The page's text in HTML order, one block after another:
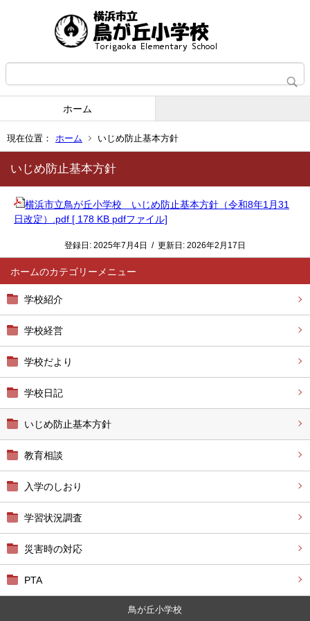
ホーム
現在位置： ホーム いじめ防止基本方針
ホーム
学校紹介
学校経営
学校だより
学校日記
いじめ防止基本方針
教育相談
入学のしおり
学習状況調査
災害時の対応
PTA
いじめ防止基本方針
横浜市立鳥が丘小学校 いじめ防止基本方針（令和8年1月31
日改定）.pdf [ 178 KB pdfファイル]
登録日: 2025年7月4日 / 更新日: 2026年2月17日
鳥が丘小学校